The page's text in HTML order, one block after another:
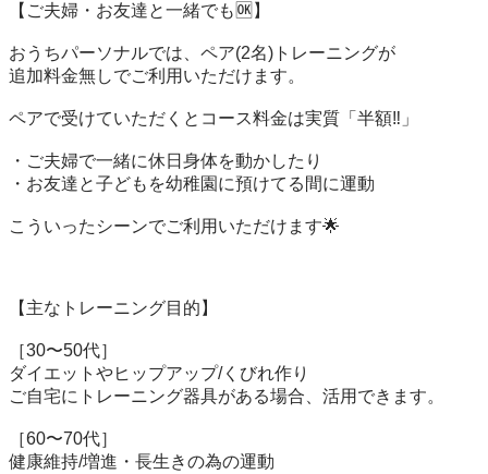
【ご夫婦・お友達と一緒でも🆗】
おうちパーソナルでは、ペア(2名)トレーニングが
追加料金無しでご利用いただけます。
ペアで受けていただくとコース料金は実質「半額‼️」
・ご夫婦で一緒に休日身体を動かしたり
・お友達と子どもを幼稚園に預けてる間に運動
こういったシーンでご利用いただけます🌟
【主なトレーニング目的】
［30〜50代］
ダイエットやヒップアップ/くびれ作り
ご自宅にトレーニング器具がある場合、活用できます。
［60〜70代］
健康維持/増進・長生きの為の運動